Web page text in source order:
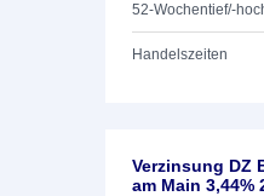
52-Wochentief/-
Handelszeiten
Verzinsung DZ
am Main 3,44%